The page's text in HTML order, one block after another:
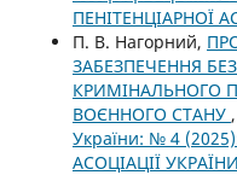
ПЕНІТЕНЦІАРНОЇ
П. В. Нагорний,
ЗАБЕЗПЕЧЕННЯ
КРИМІНАЛЬНОГО
ВОЄННОГО СТАНУ ,
України: № 4
АСОЦІАЦІЇ УКРАЇНИ